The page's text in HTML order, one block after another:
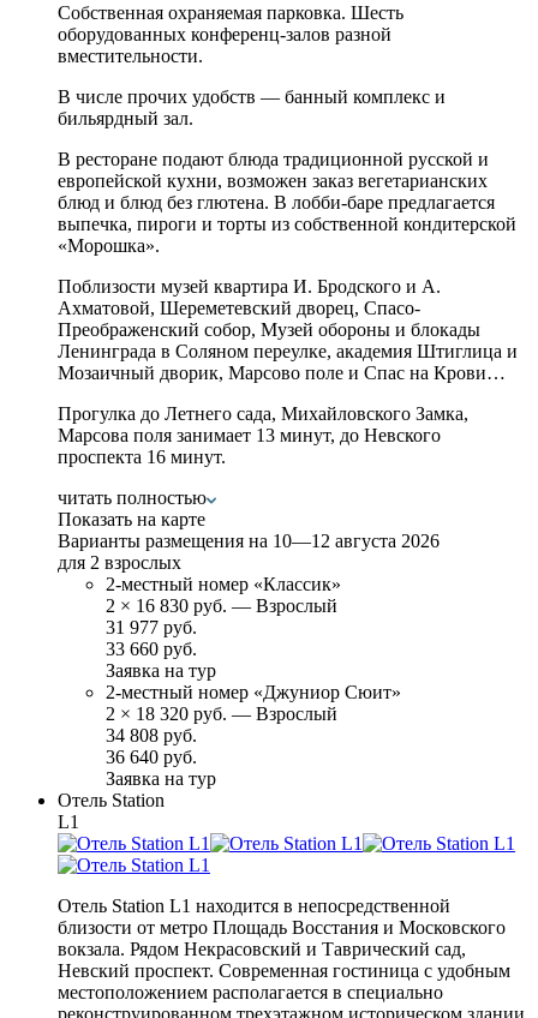
Собственная охраняемая парковка. Шесть
оборудованных конференц-залов разной
вместительности.
В числе прочих удобств — банный комплекс и
бильярдный зал.
В ресторане подают блюда традиционной русской и
европейской кухни, возможен заказ вегетарианских
блюд и блюд без глютена. В лобби-баре предлагается
выпечка, пироги и торты из собственной кондитерской
«Морошка».
Поблизости музей квартира И. Бродского и А.
Ахматовой, Шереметевский дворец, Спасо-
Преображенский собор, Музей обороны и блокады
Ленинграда в Соляном переулке, академия Штиглица и
Мозаичный дворик, Марсово поле и Спас на Крови…
Прогулка до Летнего сада, Михайловского Замка,
Марсова поля занимает 13 минут, до Невского
проспекта 16 минут.
читать полностью
Показать на карте
Варианты размещения на 10—12 августа 2026
для 2 взрослых
2-местный номер «Классик»
2 × 16 830 руб. — Взрослый
31 977 руб.
33 660 руб.
Заявка на тур
2-местный номер «Джуниор Сюит»
2 × 18 320 руб. — Взрослый
34 808 руб.
36 640 руб.
Заявка на тур
Отель Station
L1
Отель Station L1 находится в непосредственной
близости от метро Площадь Восстания и Московского
вокзала. Рядом Некрасовский и Таврический сад,
Невский проспект. Современная гостиница с удобным
местоположением располагается в специально
реконструированном трехэтажном историческом здании